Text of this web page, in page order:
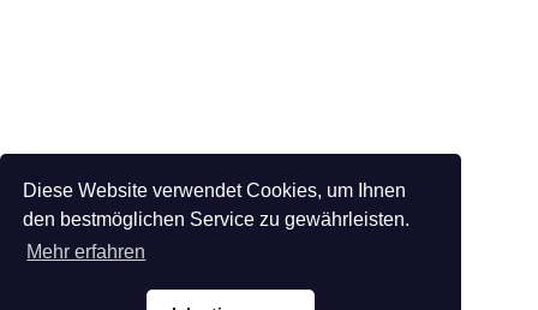
Diese Website verwendet Cookies, um Ihnen
den bestmöglichen Service zu gewährleisten.
Mehr erfahren